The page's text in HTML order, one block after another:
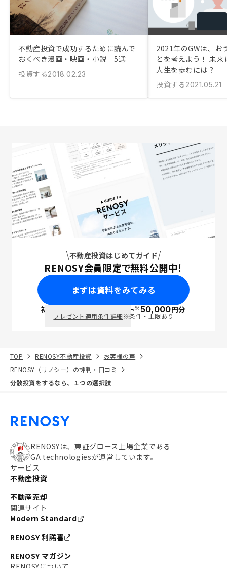
不動産投資で成功するために読んで
おくべき漫画・映画・小説 5選
投資する2018.02.23
2021年のGWは、お
とを考えよう！ 未
人生を歩むには？
投資する2021.05.21
不動産投資はじめてガイド
RENOSY会員限定で無料公開中！
まずは資料をみてみる
初回面談で ポイント※50,000円分
プレゼント適用条件詳細※条件・上限あり
TOP RENOSY不動産投資
お客様の声
RENOSY（リノシー）の評判・口コミ
分散投資をするなら、１つの選択肢
RENOSYは、東証グロース上場企業である
GA technologiesが運営しています。
サービス
不動産投資
不動産売却
関連サイト
Modern Standard
RENOSY 利諾喜
RENOSY マガジン